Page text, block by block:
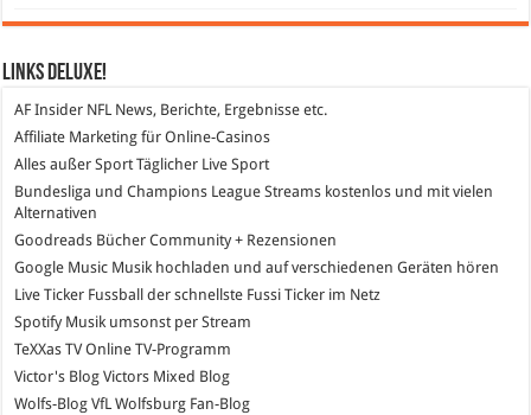
Links DeLuXe!
AF Insider NFL News, Berichte, Ergebnisse etc.
Affiliate Marketing für Online-Casinos
Alles außer Sport Täglicher Live Sport
Bundesliga und Champions League Streams kostenlos und mit vielen
Alternativen
Goodreads Bücher Community + Rezensionen
Google Music Musik hochladen und auf verschiedenen Geräten hören
Live Ticker Fussball
der schnellste Fussi Ticker im Netz
SpotifyMusik umsonst per Stream
TeXXas TVOnline TV-Programm
Victor's Blog Victors Mixed Blog
Wolfs-Blog VfL Wolfsburg Fan-Blog